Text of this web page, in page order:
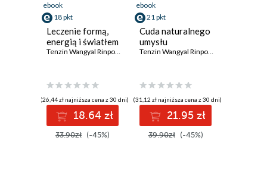
ebook
18 pkt
Leczenie formą,
energią i światłem
Tenzin Wangyal Rinpoche
(26,44 zł najniższa cena z 30 dni)
18.64 zł
33.90zł (-45%)
ebook
21 pkt
Cuda naturalnego
umysłu
Tenzin Wangyal Rinpoche
(31,12 zł najniższa cena z 30 dni)
21.95 zł
39.90zł (-45%)